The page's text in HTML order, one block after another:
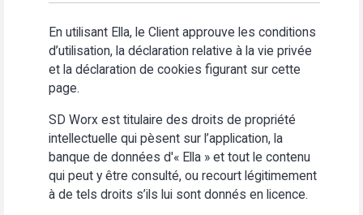
En utilisant Ella, le Client approuve les conditions
d’utilisation, la déclaration relative à la vie privée
et la déclaration de cookies figurant sur cette
page.
SD Worx est titulaire des droits de propriété
intellectuelle qui pèsent sur l’application, la
banque de données d'« Ella » et tout le contenu
qui peut y être consulté, ou recourt légitimement
à de tels droits s’ils lui sont donnés en licence.